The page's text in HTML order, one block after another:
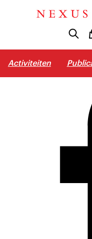
Activiteiten